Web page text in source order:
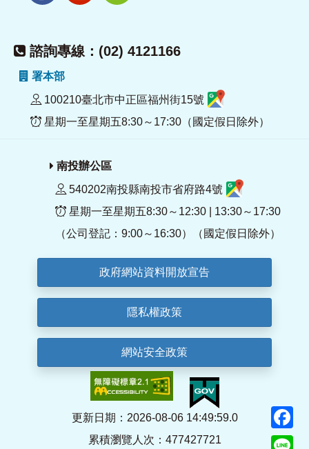
諮詢專線：(02) 4121166
署本部
100210臺北市中正區福州街15號
星期一至星期五8:30～17:30（國定假日除外）
南投辦公區
540202南投縣南投市省府路4號
星期一至星期五8:30～12:30 | 13:30～17:30
（公司登記：9:00～16:30）（國定假日除外）
政府網站資料開放宣告
隱私權政策
網站安全政策
更新日期：2026-08-06 14:49:59.0
累積瀏覽人次：477427721